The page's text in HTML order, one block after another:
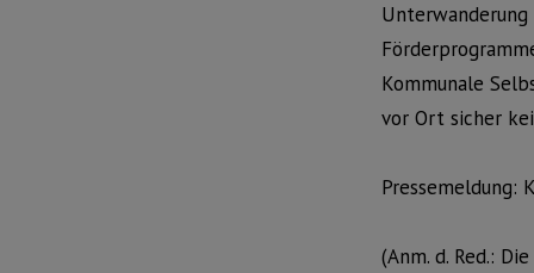
Kommunale
vor Ort sicher
Pressemeldung:
(Anm. d. Red.: